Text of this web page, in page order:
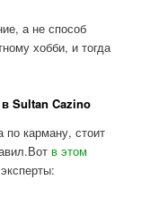
а не способ
хобби, и тогда
Sultan Cazino
карману, стоит
в этом